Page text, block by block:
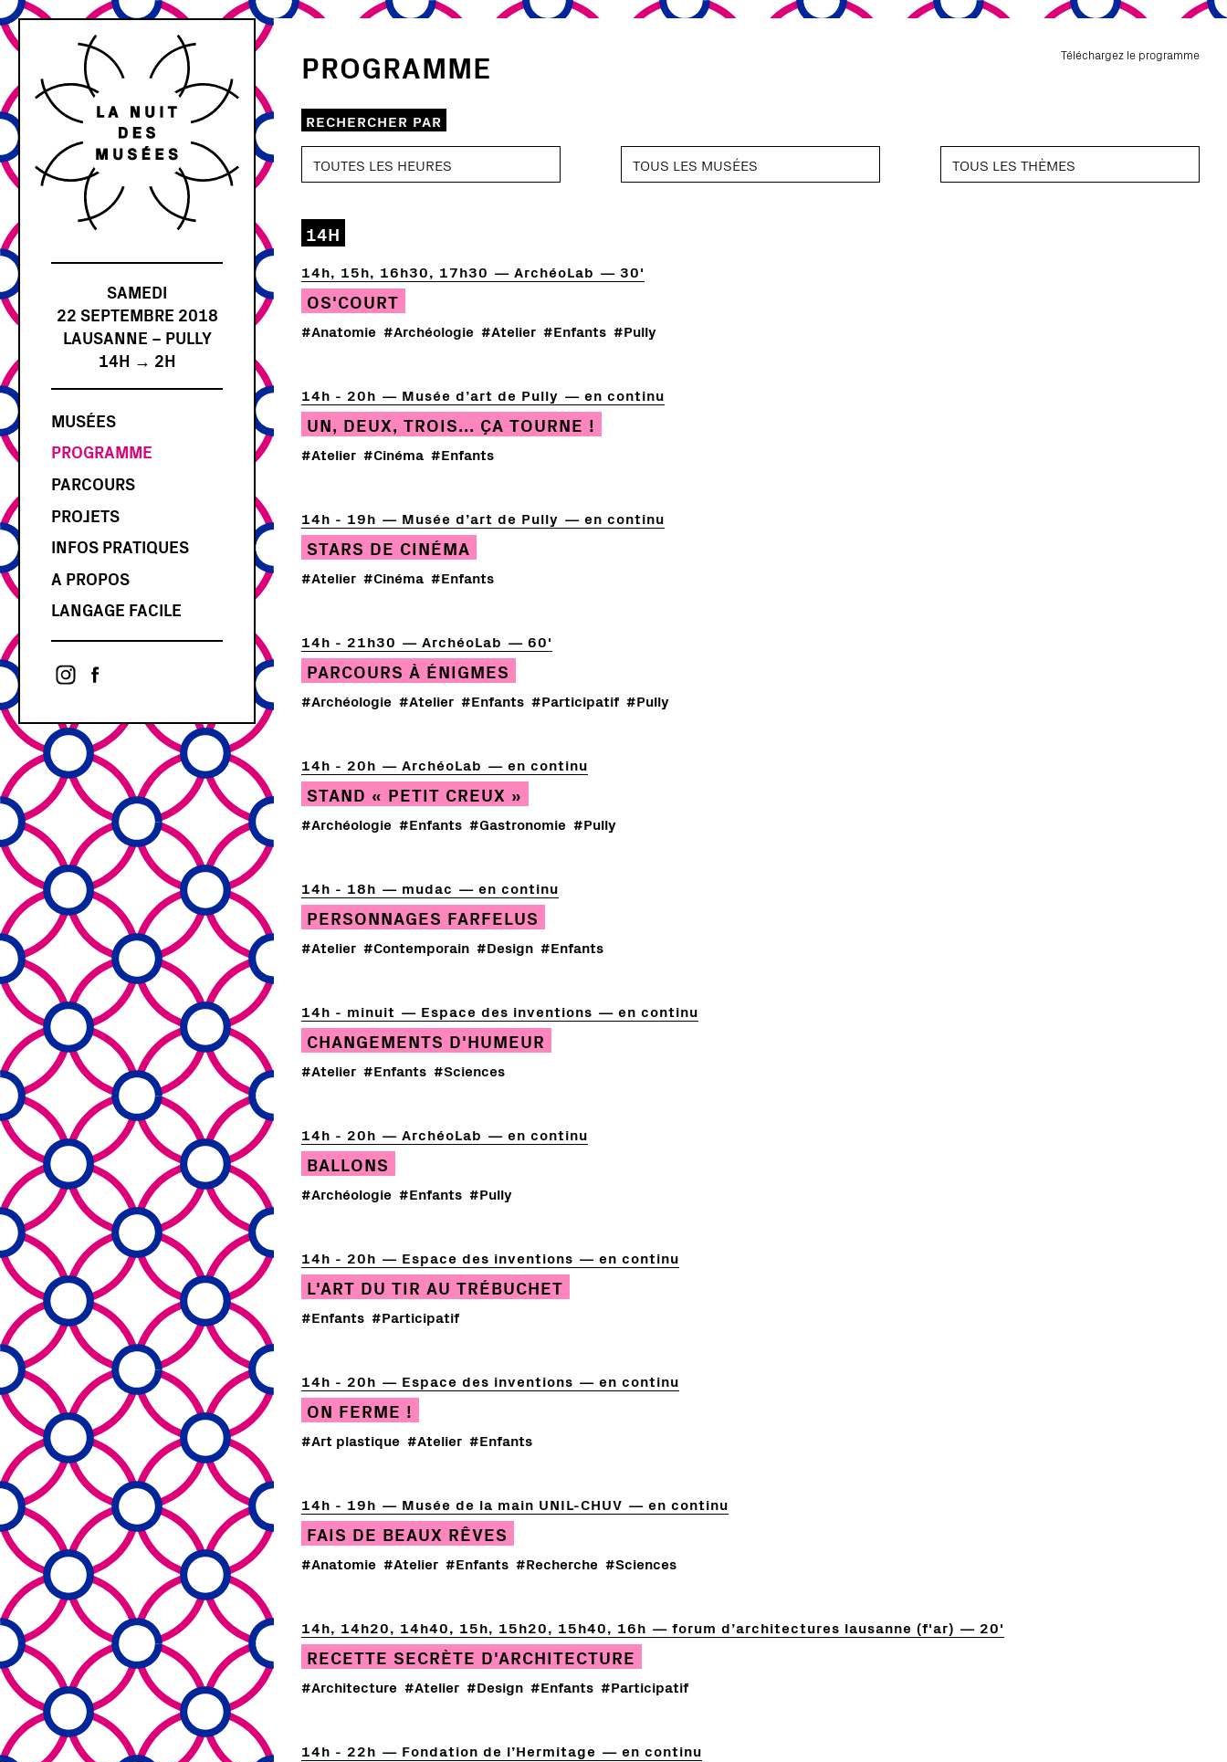
SAMEDI
22 SEPTEMBRE 2018
LAUSANNE – PULLY
14H → 2H
MUSÉES
PROGRAMME
PARCOURS
PROJETS
GUIDES DE LA NUIT
NDM CAFÉ
L'AFTER DES MUSÉES
SCIENCES
INFOS PRATIQUES
BILLET-OBJET
CONCOURS
CARTE
CONTACT
A PROPOS
ACTUALITÉS
PARTENAIRES
PRESSE
GALERIE
ARCHIVES
LANGAGE FACILE
PROGRAMME Téléchargez le programme
RECHERCHER PAR
14H
14h, 15h, 16h30, 17h30 ArchéoLab 30'
OS'COURT
#Anatomie #Archéologie #Atelier #Enfants #Pully
14h - 20h Musée d’art de Pully en continu
UN, DEUX, TROIS... ÇA TOURNE !
#Atelier #Cinéma #Enfants
14h - 19h Musée d’art de Pully en continu
STARS DE CINÉMA
#Atelier #Cinéma #Enfants
14h - 21h30 ArchéoLab 60'
PARCOURS À ÉNIGMES
#Archéologie #Atelier #Enfants #Participatif #Pully
14h - 20h ArchéoLab en continu
STAND « PETIT CREUX »
#Archéologie #Enfants #Gastronomie #Pully
14h - 18h mudac en continu
PERSONNAGES FARFELUS
#Atelier #Contemporain #Design #Enfants
14h - minuit Espace des inventions en continu
CHANGEMENTS D'HUMEUR
#Atelier #Enfants #Sciences
14h - 20h ArchéoLab en continu
BALLONS
#Archéologie #Enfants #Pully
14h - 20h Espace des inventions en continu
L'ART DU TIR AU TRÉBUCHET
#Enfants #Participatif
14h - 20h Espace des inventions en continu
ON FERME !
#Art plastique #Atelier #Enfants
14h - 19h Musée de la main UNIL-CHUV en continu
FAIS DE BEAUX RÊVES
#Anatomie #Atelier #Enfants #Recherche #Sciences
14h, 14h20, 14h40, 15h, 15h20, 15h40, 16h forum d’architectures lausanne (f'ar) 20'
RECETTE SECRÈTE D'ARCHITECTURE
#Architecture #Atelier #Design #Enfants #Participatif
14h - 22h Fondation de l’Hermitage en continu